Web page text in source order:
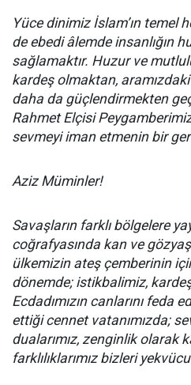
Yüce dinimiz İslam’ın temel
de ebedi âlemde insanlığın
sağlamaktır. Huzur ve
kardeş olmaktan,
daha da güçlendirmekten
Rahmet Elçisi
sevmeyi iman etmenin bir
Aziz Müminler!
Savaşların farklı bölgelere
coğrafyasında kan ve
ülkemizin ateş çemberinin
dönemde; istikbalimiz,
Ecdadımızın canlarını feda
ettiği cennet vatanımızda;
dualarımız, zenginlik olarak
farklılıklarımız bizleri